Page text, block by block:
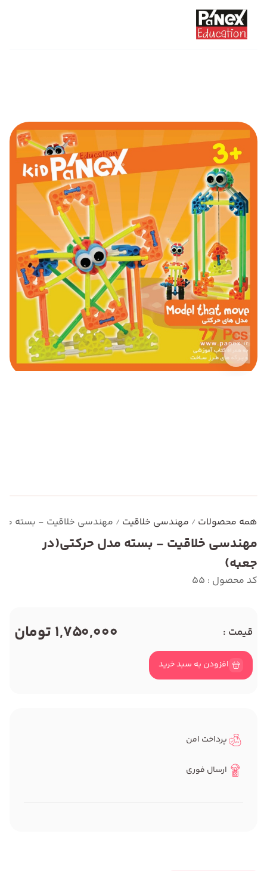
همه محصولات / مهندسی خلاقیت / مهندسی خلاقیت - بسته
مهندسی خلاقیت - بسته مدل حرکتی(در
جعبه)
کد محصول : 55
قیمت : 1,750,000 تومان
افزودن به سبد خرید
پرداخت امن
ارسال فوری